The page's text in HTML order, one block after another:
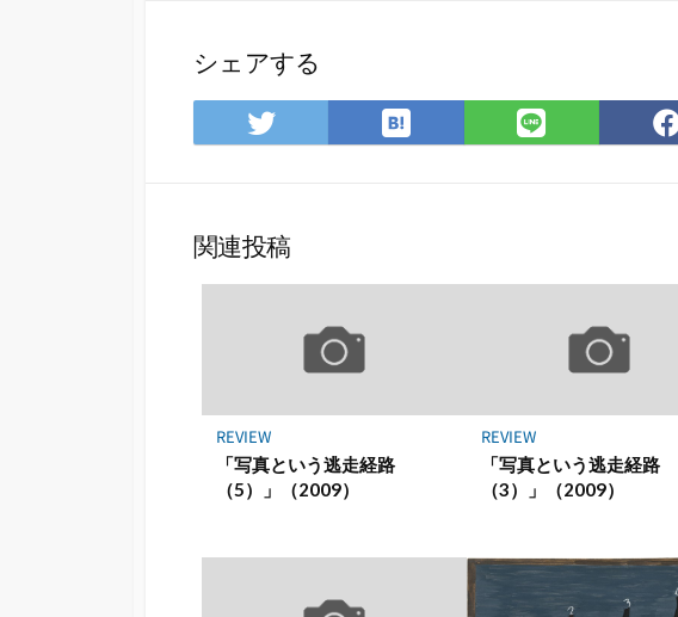
シェアする
Twitter
で
ア
は
て
マ
保
LINE
で
関連投稿
REVIEW
「写真という逃走経路
（5）」（2009）
REVIEW
「写真という逃走経路
（3）」（2009）